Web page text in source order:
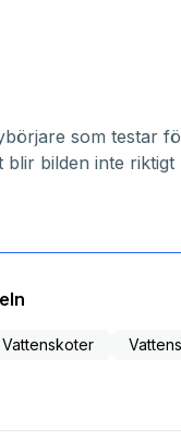
som testar
blir bilden inte
Vattenskoter